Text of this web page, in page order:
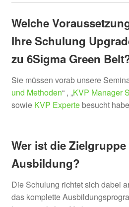
Welche
Ihre Schulung
zu 6Sigma Green
Sie müssen vorab unsere
und Methoden“ , „KVP Manager
sowie KVP Expertebesucht
Wer ist die
Ausbildung?
Die Schulung richtet sich dabei
das komplette